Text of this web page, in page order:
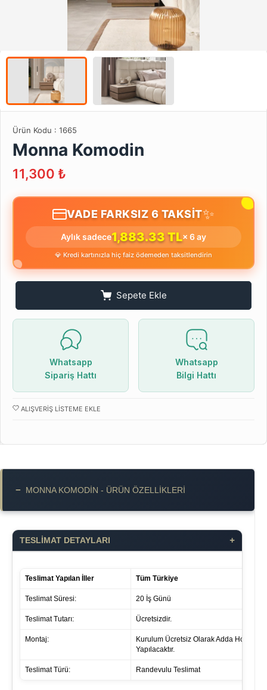
Ürün Kodu : 1665
Monna Komodin
11,300 ₺
VADE FARKSIZ 6 TAKSİT✨
Aylık sadece1,883.33 TL× 6 ay
💎 Kredi kartınızla hiç faiz ödemeden taksitlendirin
Sepete Ekle
Whatsapp
Sipariş Hattı
Whatsapp
Bilgi Hattı
ALIŞVERIŞ LISTEME EKLE
− MONNA KOMODIN - ÜRÜN ÖZELLIKLERI
TESLİMAT DETAYLARI +
Teslimat Yapılan İller Tüm Türkiye
Teslimat Süresi: 20 İş Günü
Teslimat Tutarı: Ücretsizdir.
Montaj:
Kurulum Ücretsiz Olarak Adda Home
Yapılacaktır.
Teslimat Türü: Randevulu Teslimat